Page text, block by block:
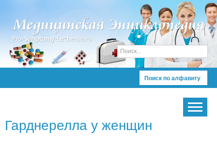
Поиск по алфавиту
Гарднерелла у женщин